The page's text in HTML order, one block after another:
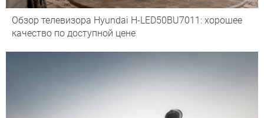
Обзор телевизора Hyundai H-LED50BU7011: хорошее
качество по доступной цене